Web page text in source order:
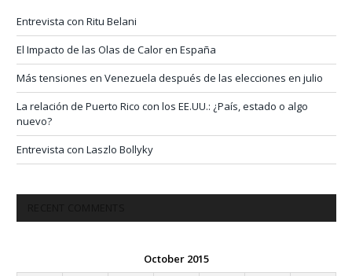
Entrevista con Ritu Belani
El Impacto de las Olas de Calor en España
Más tensiones en Venezuela después de las elecciones en julio
La relación de Puerto Rico con los EE.UU.: ¿País, estado o algo
nuevo?
Entrevista con Laszlo Bollyky
October 2015